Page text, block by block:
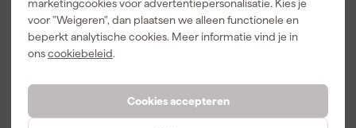
marketingcookies voor advertentiepersonalisatie. Kies je
voor "Weigeren", dan plaatsen we alleen functionele en
beperkt analytische cookies. Meer informatie vind je in
onscookiebeleid.
Cookies accepteren
DWHT42801-
Zakwaterpas -
XJ Digitale
Afstandsmete
Afstandsmete